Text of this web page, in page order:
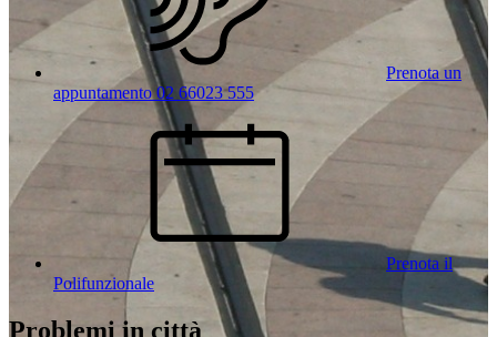
Prenota un
appuntamento 02 66023 555
Prenota il
Polifunzionale
Problemi in città